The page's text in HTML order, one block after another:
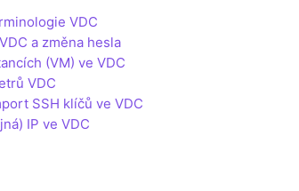
VDC
a změna hesla
(VM) ve VDC
VDC
SSH klíčů ve VDC
IP ve VDC